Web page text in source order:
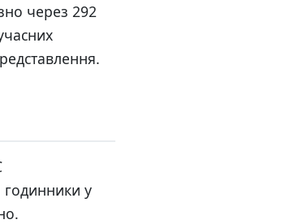
через 292
годинники у